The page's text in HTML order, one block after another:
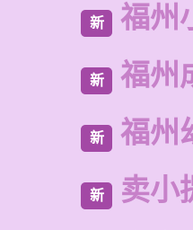
新 福州
新 福州
新 福州
新 卖小